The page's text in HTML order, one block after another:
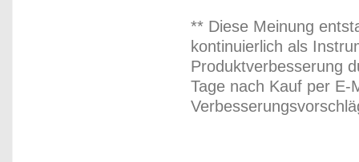
** Diese Meinung
kontinuierlich als
Produktverbesserung
Tage nach Kauf per E-